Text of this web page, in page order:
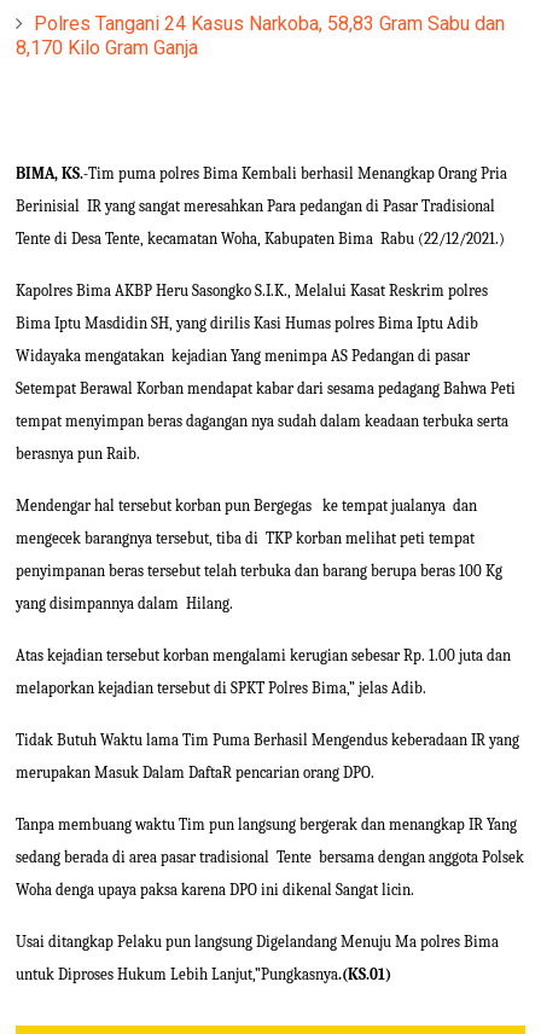
Polres Tangani 24 Kasus Narkoba, 58,83 Gram Sabu dan
8,170 Kilo Gram Ganja
BIMA, KS.-Tim puma polres Bima Kembali berhasil Menangkap Orang Pria
Berinisial IR yang sangat meresahkan Para pedangan di Pasar Tradisional
Tente di Desa Tente, kecamatan Woha, Kabupaten Bima Rabu (22/12/2021.)
Kapolres Bima AKBP Heru Sasongko S.I.K., Melalui Kasat Reskrim polres
Bima Iptu Masdidin SH, yang dirilis Kasi Humas polres Bima Iptu Adib
Widayaka mengatakan kejadian Yang menimpa AS Pedangan di pasar
Setempat Berawal Korban mendapat kabar dari sesama pedagang Bahwa Peti
tempat menyimpan beras dagangan nya sudah dalam keadaan terbuka serta
berasnya pun Raib.
Mendengar hal tersebut korban pun Bergegas ke tempat jualanya dan
mengecek barangnya tersebut, tiba di TKP korban melihat peti tempat
penyimpanan beras tersebut telah terbuka dan barang berupa beras 100 Kg
yang disimpannya dalam Hilang.
Atas kejadian tersebut korban mengalami kerugian sebesar Rp. 1.00 juta dan
melaporkan kejadian tersebut di SPKT Polres Bima,” jelas Adib.
Tidak Butuh Waktu lama Tim Puma Berhasil Mengendus keberadaan IR yang
merupakan Masuk Dalam DaftaR pencarian orang DPO.
Tanpa membuang waktu Tim pun langsung bergerak dan menangkap IR Yang
sedang berada di area pasar tradisional Tente bersama dengan anggota Polsek
Woha denga upaya paksa karena DPO ini dikenal Sangat licin.
Usai ditangkap Pelaku pun langsung Digelandang Menuju Ma polres Bima
untuk Diproses Hukum Lebih Lanjut,”Pungkasnya.(KS.01)